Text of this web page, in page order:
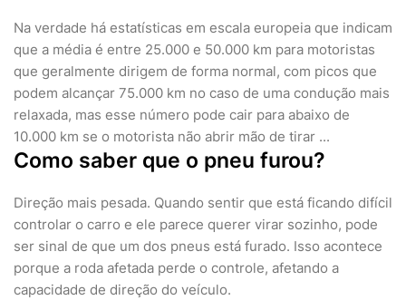
Na verdade há estatísticas em escala europeia que indicam
que a média é entre 25.000 e 50.000 km para motoristas
que geralmente dirigem de forma normal, com picos que
podem alcançar 75.000 km no caso de uma condução mais
relaxada, mas esse número pode cair para abaixo de
10.000 km se o motorista não abrir mão de tirar ...
Como saber que o pneu furou?
Direção mais pesada. Quando sentir que está ficando difícil
controlar o carro e ele parece querer virar sozinho, pode
ser sinal de que um dos pneus está furado. Isso acontece
porque a roda afetada perde o controle, afetando a
capacidade de direção do veículo.